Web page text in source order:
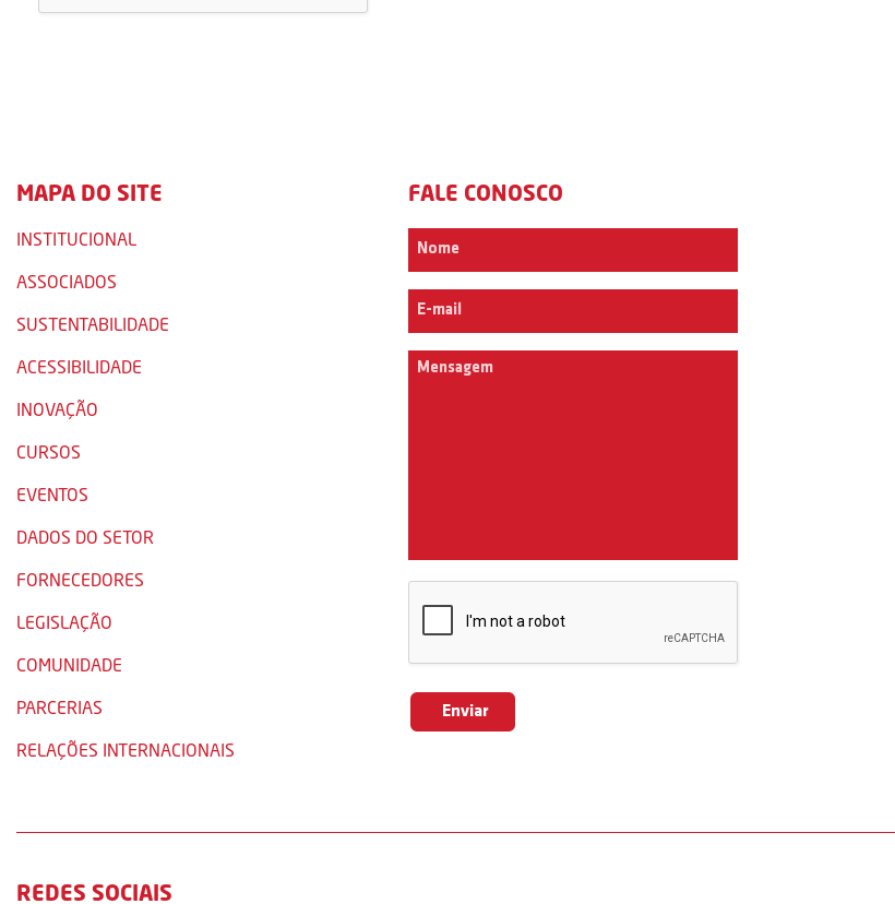
MAPA DO SITE
INSTITUCIONAL
ASSOCIADOS
SUSTENTABILIDADE
ACESSIBILIDADE
INOVAÇÃO
CURSOS
EVENTOS
DADOS DO SETOR
FORNECEDORES
LEGISLAÇÃO
COMUNIDADE
PARCERIAS
RELAÇÕES INTERNACIONAIS
FALE CONOSCO
REDES SOCIAIS